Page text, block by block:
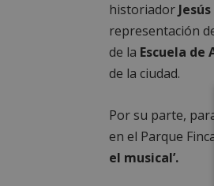
historiador
representación
de la Escuela
de la ciudad.
Por su parte,
en el Parque
el musical’.